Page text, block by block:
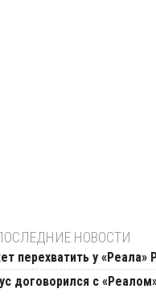
НОВОСТИ
перехватить у «Реала»
договорился с